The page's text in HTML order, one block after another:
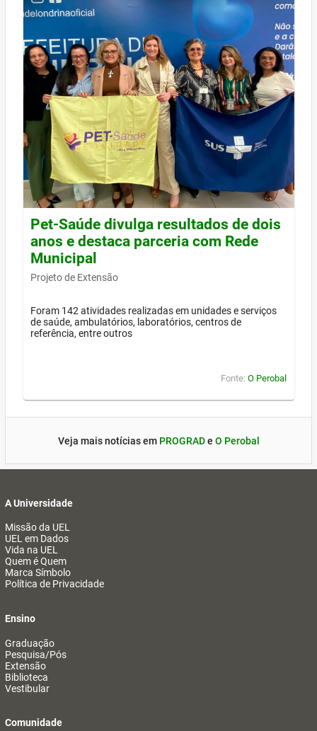
Pet-Saúde divulga resultados de dois
anos e destaca parceria com Rede
Municipal
Projeto de Extensão
Foram 142 atividades realizadas em unidades e serviços
de saúde, ambulatórios, laboratórios, centros de
referência, entre outros
Fonte: O Perobal
Veja mais notícias em PROGRADe O Perobal
A Universidade
Missão da UEL
UEL em Dados
Vida na UEL
Quem é Quem
Marca Símbolo
Política de Privacidade
Ensino
Graduação
Pesquisa/Pós
Extensão
Biblioteca
Vestibular
Comunidade